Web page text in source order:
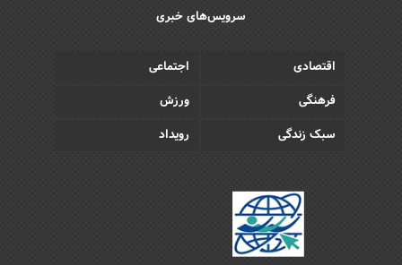
سرویس‌های خبری
اقتصادی
اجتماعی
فرهنگی
ورزش
سبک زندگی
رویداد